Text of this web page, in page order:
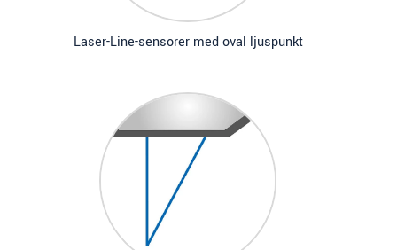
Laser-Line-sensorer med oval ljuspunkt